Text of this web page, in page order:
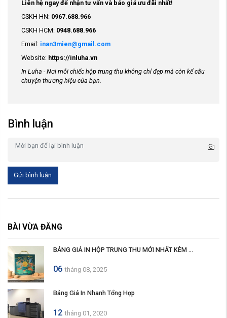
Liên hệ ngay để nhận tư vấn và báo giá ưu đãi nhất!
CSKH HN: 0967.688.966
CSKH HCM: 0948.688.966
Email: inan3mien@gmail.com
Website: https://inluha.vn
In Luha - Nơi mỗi chiếc hộp trung thu không chỉ đẹp mà còn kể câu
chuyện thương hiệu của bạn.
Bình luận
Gửi bình luận
BÀI VỪA ĐĂNG
BẢNG GIÁ IN HỘP TRUNG THU MỚI NHẤT KÈM ...
06 tháng 08, 2025
Bảng Giá In Nhanh Tổng Hợp
12 tháng 01, 2020